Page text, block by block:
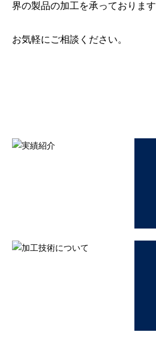
界の製品の加工を承っております
お気軽にご相談ください。